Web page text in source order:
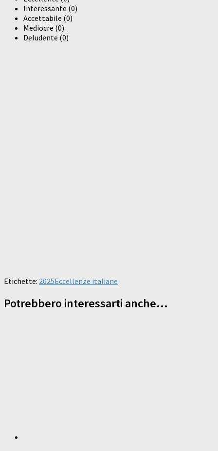
Interessante (0)
Accettabile (0)
Mediocre (0)
Deludente (0)
Etichette: 2025Eccellenze italiane
Potrebbero interessarti anche...